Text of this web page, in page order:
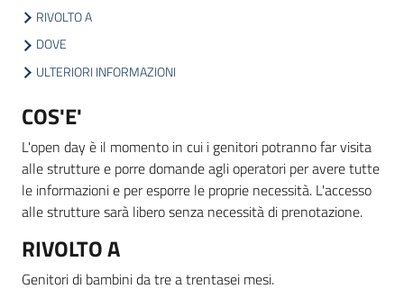
Newsletter
RIVOLTO A
DOVE
ULTERIORI INFORMAZIONI
COS'E'
L'open day è il momento in cui i genitori potranno far visita
alle strutture e porre domande agli operatori per avere tutte
le informazioni e per esporre le proprie necessità. L'accesso
alle strutture sarà libero senza necessità di prenotazione.
RIVOLTO A
Genitori di bambini da tre a trentasei mesi.